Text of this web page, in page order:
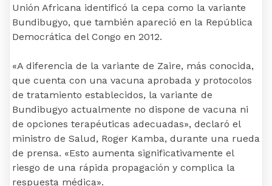
Unión Africana identificó la cepa como la variante
Bundibugyo, que también apareció en la República
Democrática del Congo en 2012.
«A diferencia de la variante de Zaire, más conocida,
que cuenta con una vacuna aprobada y protocolos
de tratamiento establecidos, la variante de
Bundibugyo actualmente no dispone de vacuna ni
de opciones terapéuticas adecuadas», declaró el
ministro de Salud, Roger Kamba, durante una rueda
de prensa. «Esto aumenta significativamente el
riesgo de una rápida propagación y complica la
respuesta médica».